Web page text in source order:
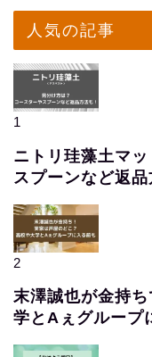
人気の記事
1
ニトリ珪藻土マ
スプーンなど返品
2
末澤誠也が金持
学とAぇグループ